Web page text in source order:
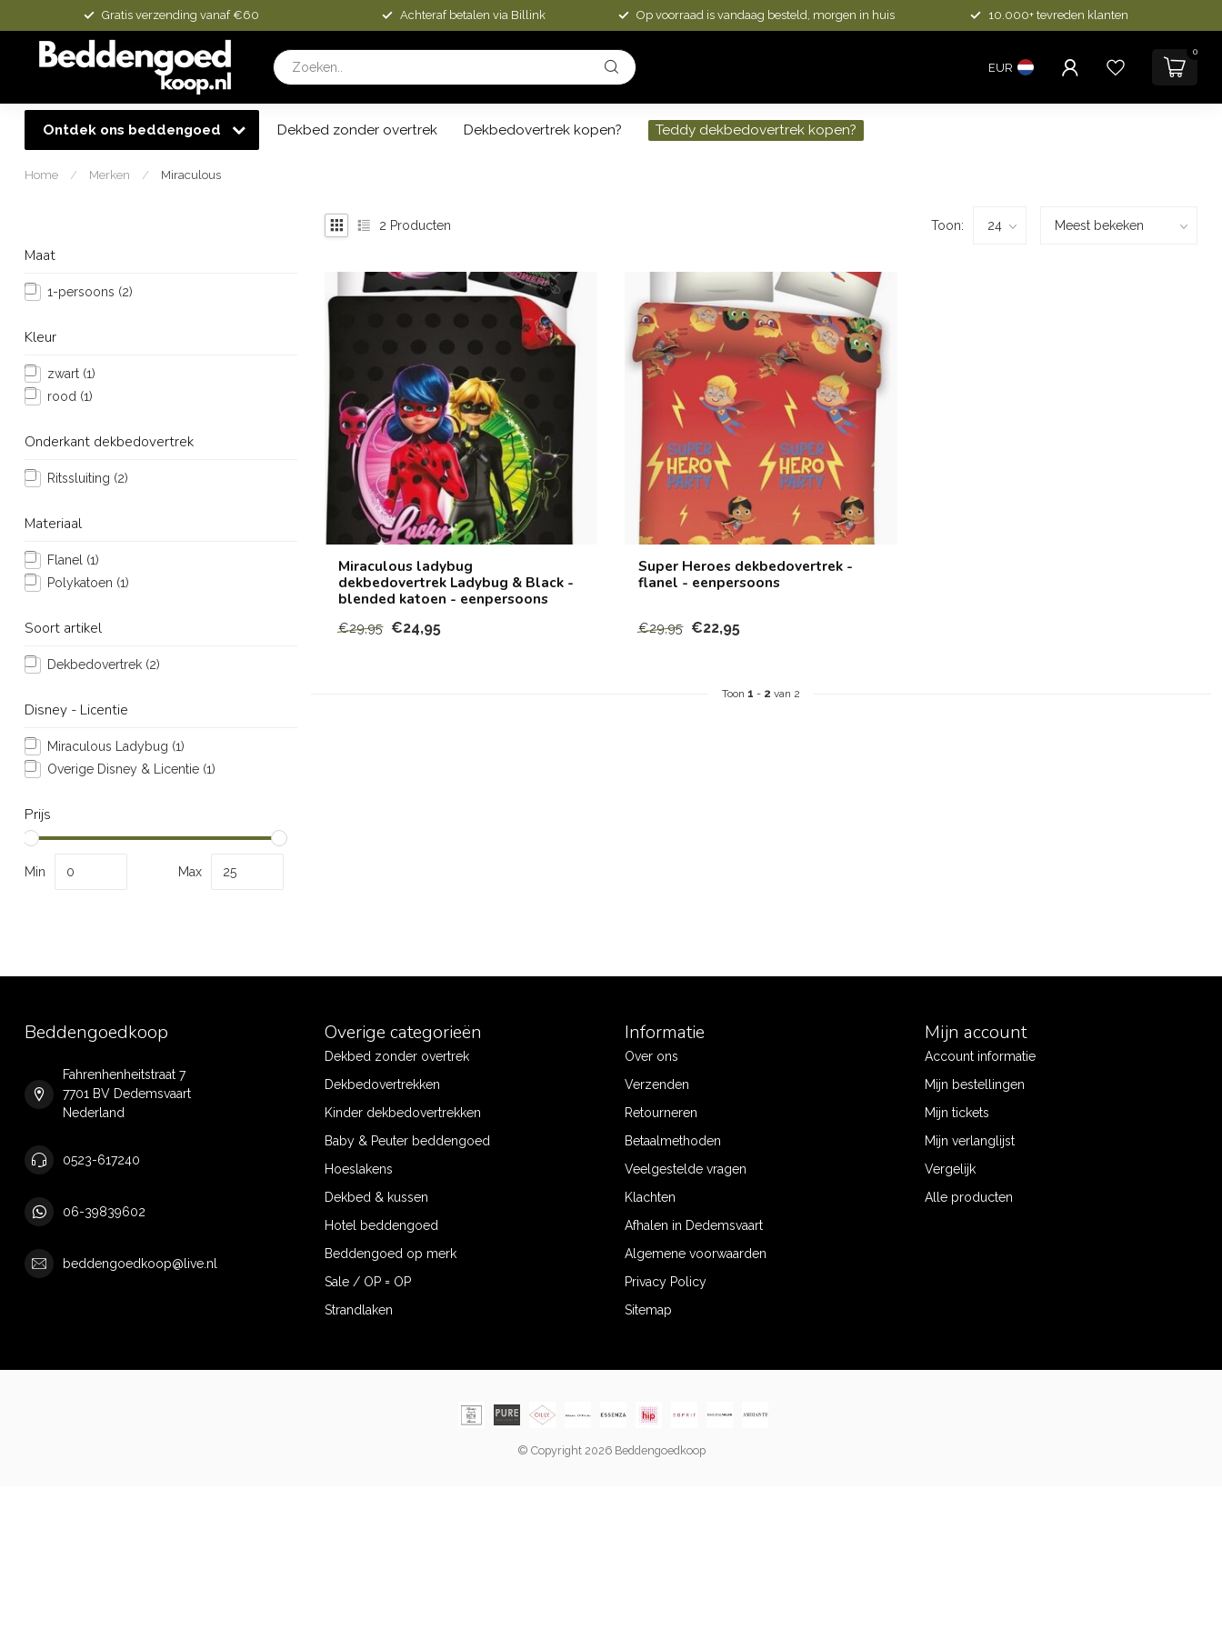
Gratis verzending vanaf €60 Achteraf betalen via Billink Op voorraad is vandaag besteld, morgen in huis 10.000+ tevreden klanten
EUR
0
Ontdek ons beddengoed Dekbed zonder overtrek Dekbedovertrek kopen? Teddy dekbedovertrek kopen?
Home / Merken / Miraculous
Maat
1-persoons (2)
Kleur
zwart (1)
rood (1)
Onderkant dekbedovertrek
Ritssluiting (2)
Materiaal
Flanel (1)
Polykatoen (1)
Soort artikel
Dekbedovertrek (2)
Disney - Licentie
Miraculous Ladybug (1)
Overige Disney & Licentie (1)
Prijs
Min Max
2 Producten Toon:
Miraculous ladybug
dekbedovertrek Ladybug & Black -
blended katoen - eenpersoons
€29,95 €24,95
Super Heroes dekbedovertrek -
flanel - eenpersoons
€29,95 €22,95
Toon 1 - 2 van 2
Beddengoedkoop
Fahrenhenheitstraat 7
7701 BV Dedemsvaart
Nederland
0523-617240
06-39839602
beddengoedkoop@live.nl
Overige categorieën
Dekbed zonder overtrek
Dekbedovertrekken
Kinder dekbedovertrekken
Baby & Peuter beddengoed
Hoeslakens
Dekbed & kussen
Hotel beddengoed
Beddengoed op merk
Sale / OP = OP
Strandlaken
Informatie
Over ons
Verzenden
Retourneren
Betaalmethoden
Veelgestelde vragen
Klachten
Afhalen in Dedemsvaart
Algemene voorwaarden
Privacy Policy
Sitemap
Mijn account
Account informatie
Mijn bestellingen
Mijn tickets
Mijn verlanglijst
Vergelijk
Alle producten
© Copyright 2026 Beddengoedkoop